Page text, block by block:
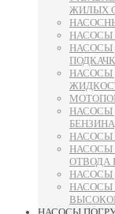
ЖИЛЫХ
НАСОСЫ
НАСОСЫ
НАСОСЫ
НАСОСЫ
НАСОСЫ
НАСОСЫ
ОТВОДА
НАСОСЫ
НАСОСЫ